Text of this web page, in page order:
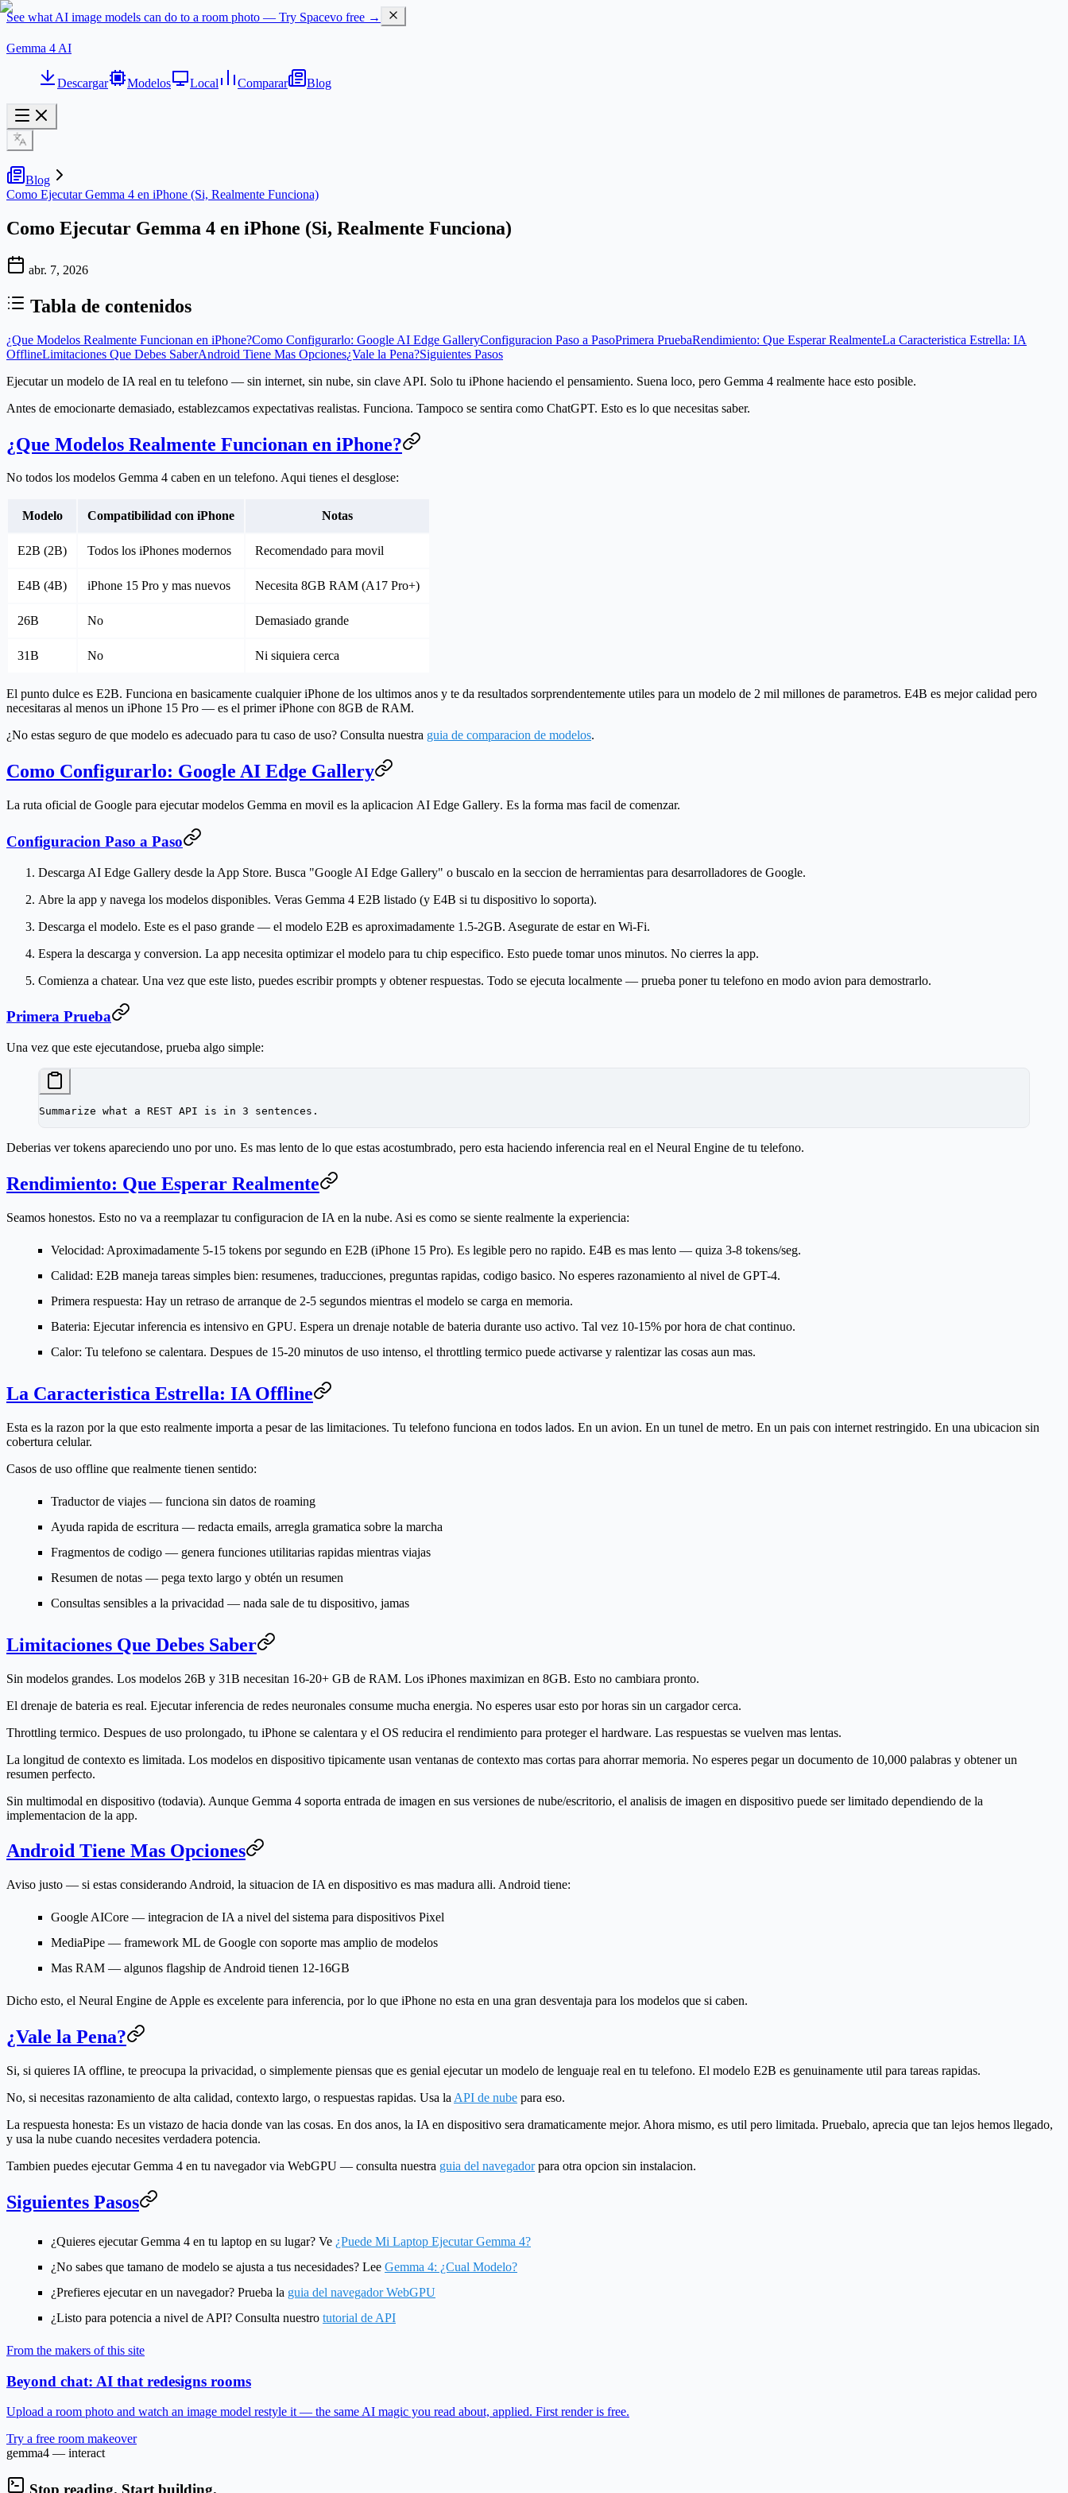
See what AI image models can do to a room photo — Try Spacevo free →
Gemma 4 AI
Descargar Modelos Local Comparar Blog
Blog
Como Ejecutar Gemma 4 en iPhone (Si, Realmente Funciona)
Como Ejecutar Gemma 4 en iPhone (Si, Realmente Funciona)
abr. 7, 2026
Tabla de contenidos
¿Que Modelos Realmente Funcionan en iPhone?Como Configurarlo: Google AI Edge GalleryConfiguracion Paso a PasoPrimera PruebaRendimiento: Que Esperar RealmenteLa Caracteristica Estrella: IA
OfflineLimitaciones Que Debes SaberAndroid Tiene Mas Opciones¿Vale la Pena?Siguientes Pasos
Ejecutar un modelo de IA real en tu telefono — sin internet, sin nube, sin clave API. Solo tu iPhone haciendo el pensamiento. Suena loco, pero Gemma 4 realmente hace esto posible.
Antes de emocionarte demasiado, establezcamos expectativas realistas. Funciona. Tampoco se sentira como ChatGPT. Esto es lo que necesitas saber.
¿Que Modelos Realmente Funcionan en iPhone?
No todos los modelos Gemma 4 caben en un telefono. Aqui tienes el desglose:
Modelo Compatibilidad con iPhone Notas
E2B (2B) Todos los iPhones modernos Recomendado para movil
E4B (4B) iPhone 15 Pro y mas nuevos Necesita 8GB RAM (A17 Pro+)
26B No Demasiado grande
31B No Ni siquiera cerca
El punto dulce es E2B. Funciona en basicamente cualquier iPhone de los ultimos anos y te da resultados sorprendentemente utiles para un modelo de 2 mil millones de parametros. E4B es mejor calidad pero
necesitaras al menos un iPhone 15 Pro — es el primer iPhone con 8GB de RAM.
¿No estas seguro de que modelo es adecuado para tu caso de uso? Consulta nuestra guia de comparacion de modelos.
Como Configurarlo: Google AI Edge Gallery
La ruta oficial de Google para ejecutar modelos Gemma en movil es la aplicacion AI Edge Gallery. Es la forma mas facil de comenzar.
Configuracion Paso a Paso
Descarga AI Edge Gallery desde la App Store. Busca "Google AI Edge Gallery" o buscalo en la seccion de herramientas para desarrolladores de Google.
Abre la app y navega los modelos disponibles. Veras Gemma 4 E2B listado (y E4B si tu dispositivo lo soporta).
Descarga el modelo. Este es el paso grande — el modelo E2B es aproximadamente 1.5-2GB. Asegurate de estar en Wi-Fi.
Espera la descarga y conversion. La app necesita optimizar el modelo para tu chip especifico. Esto puede tomar unos minutos. No cierres la app.
Comienza a chatear. Una vez que este listo, puedes escribir prompts y obtener respuestas. Todo se ejecuta localmente — prueba poner tu telefono en modo avion para demostrarlo.
Primera Prueba
Una vez que este ejecutandose, prueba algo simple:
Summarize what a REST API is in 3 sentences.
Deberias ver tokens apareciendo uno por uno. Es mas lento de lo que estas acostumbrado, pero esta haciendo inferencia real en el Neural Engine de tu telefono.
Rendimiento: Que Esperar Realmente
Seamos honestos. Esto no va a reemplazar tu configuracion de IA en la nube. Asi es como se siente realmente la experiencia:
Velocidad: Aproximadamente 5-15 tokens por segundo en E2B (iPhone 15 Pro). Es legible pero no rapido. E4B es mas lento — quiza 3-8 tokens/seg.
Calidad: E2B maneja tareas simples bien: resumenes, traducciones, preguntas rapidas, codigo basico. No esperes razonamiento al nivel de GPT-4.
Primera respuesta: Hay un retraso de arranque de 2-5 segundos mientras el modelo se carga en memoria.
Bateria: Ejecutar inferencia es intensivo en GPU. Espera un drenaje notable de bateria durante uso activo. Tal vez 10-15% por hora de chat continuo.
Calor: Tu telefono se calentara. Despues de 15-20 minutos de uso intenso, el throttling termico puede activarse y ralentizar las cosas aun mas.
La Caracteristica Estrella: IA Offline
Esta es la razon por la que esto realmente importa a pesar de las limitaciones. Tu telefono funciona en todos lados. En un avion. En un tunel de metro. En un pais con internet restringido. En una ubicacion sin
cobertura celular.
Casos de uso offline que realmente tienen sentido:
Traductor de viajes — funciona sin datos de roaming
Ayuda rapida de escritura — redacta emails, arregla gramatica sobre la marcha
Fragmentos de codigo — genera funciones utilitarias rapidas mientras viajas
Resumen de notas — pega texto largo y obtén un resumen
Consultas sensibles a la privacidad — nada sale de tu dispositivo, jamas
Limitaciones Que Debes Saber
Sin modelos grandes. Los modelos 26B y 31B necesitan 16-20+ GB de RAM. Los iPhones maximizan en 8GB. Esto no cambiara pronto.
El drenaje de bateria es real. Ejecutar inferencia de redes neuronales consume mucha energia. No esperes usar esto por horas sin un cargador cerca.
Throttling termico. Despues de uso prolongado, tu iPhone se calentara y el OS reducira el rendimiento para proteger el hardware. Las respuestas se vuelven mas lentas.
La longitud de contexto es limitada. Los modelos en dispositivo tipicamente usan ventanas de contexto mas cortas para ahorrar memoria. No esperes pegar un documento de 10,000 palabras y obtener un
resumen perfecto.
Sin multimodal en dispositivo (todavia). Aunque Gemma 4 soporta entrada de imagen en sus versiones de nube/escritorio, el analisis de imagen en dispositivo puede ser limitado dependiendo de la
implementacion de la app.
Android Tiene Mas Opciones
Aviso justo — si estas considerando Android, la situacion de IA en dispositivo es mas madura alli. Android tiene:
Google AICore — integracion de IA a nivel del sistema para dispositivos Pixel
MediaPipe — framework ML de Google con soporte mas amplio de modelos
Mas RAM — algunos flagship de Android tienen 12-16GB
Dicho esto, el Neural Engine de Apple es excelente para inferencia, por lo que iPhone no esta en una gran desventaja para los modelos que si caben.
¿Vale la Pena?
Si, si quieres IA offline, te preocupa la privacidad, o simplemente piensas que es genial ejecutar un modelo de lenguaje real en tu telefono. El modelo E2B es genuinamente util para tareas rapidas.
No, si necesitas razonamiento de alta calidad, contexto largo, o respuestas rapidas. Usa la API de nube para eso.
La respuesta honesta: Es un vistazo de hacia donde van las cosas. En dos anos, la IA en dispositivo sera dramaticamente mejor. Ahora mismo, es util pero limitada. Pruebalo, aprecia que tan lejos hemos llegado,
y usa la nube cuando necesites verdadera potencia.
Tambien puedes ejecutar Gemma 4 en tu navegador via WebGPU — consulta nuestra guia del navegadorpara otra opcion sin instalacion.
Siguientes Pasos
¿Quieres ejecutar Gemma 4 en tu laptop en su lugar? Ve ¿Puede Mi Laptop Ejecutar Gemma 4?
¿No sabes que tamano de modelo se ajusta a tus necesidades? Lee Gemma 4: ¿Cual Modelo?
¿Prefieres ejecutar en un navegador? Prueba la guia del navegador WebGPU
¿Listo para potencia a nivel de API? Consulta nuestro tutorial de API
From the makers of this site
Beyond chat: AI that redesigns rooms
Upload a room photo and watch an image model restyle it — the same AI magic you read about, applied. First render is free.
Try a free room makeover
gemma4 — interact
Stop reading. Start building.